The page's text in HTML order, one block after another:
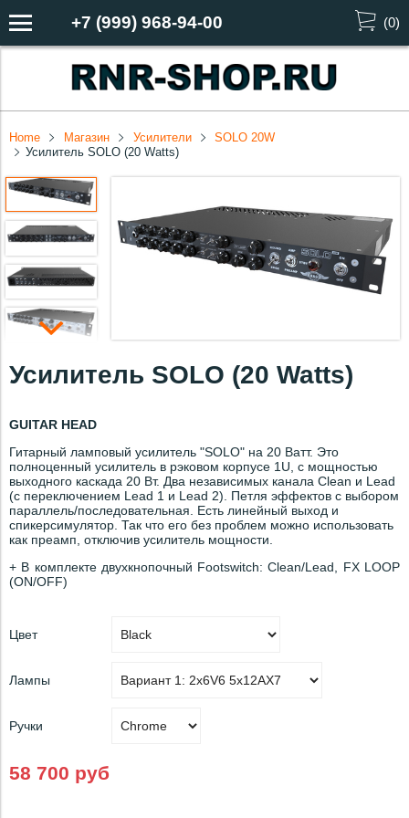
+7 (999) 968-94-00 (0)
Home Магазин Усилители
SOLO 20W
Усилитель SOLO (20 Watts)
Усилитель SOLO (20 Watts)
GUITAR HEAD
Гитарный ламповый усилитель "SOLO" на 20 Ватт. Это
полноценный усилитель в рэковом корпусе 1U, с мощностью
выходного каскада 20 Вт. Два независимых канала Clean и Lead
(с переключением Lead 1 и Lead 2). Петля эффектов с выбором
параллель/последовательная. Есть линейный выход и
спикерсимулятор. Так что его без проблем можно использовать
как преамп, отключив усилитель мощности.
+ В комплекте двухкнопочный Footswitch: Clean/Lead, FX LOOP
(ON/OFF)
Цвет
Лампы
Ручки
58 700 руб